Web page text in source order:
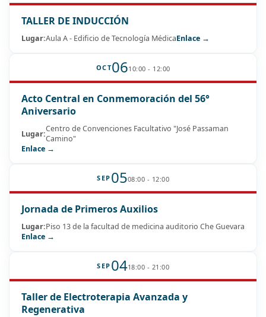
TALLER DE INDUCCIÓN
Lugar:Aula A - Edificio de Tecnología MédicaEnlace →
OCT0610:00 - 12:00
Acto Central en Conmemoración del 56°
Aniversario
Lugar:Centro de Convenciones Facultativo "José Passaman
Camino"
Enlace →
SEP 0508:00 - 12:00
Jornada de Primeros Auxilios
Lugar:Piso 13 de la facultad de medicina auditorio Che Guevara
Enlace →
SEP 0418:00 - 21:00
Taller de Electroterapia Avanzada y
Regenerativa